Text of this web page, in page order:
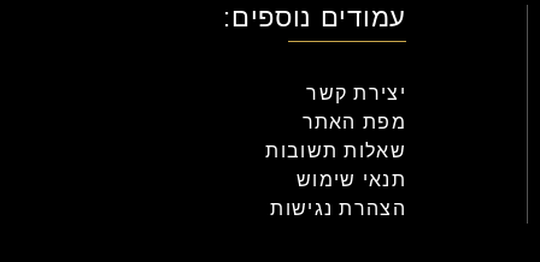
עמודים נוספים:
יצירת קשר
מפת האתר
שאלות תשובות
תנאי שימוש
הצהרת נגישות